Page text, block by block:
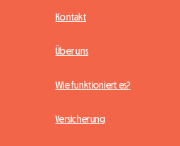
Kontakt
Über uns
Wie funktioniert es?
Versicherung